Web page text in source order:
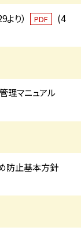
り） PDF
(4
理マニュアル
防止基本方針